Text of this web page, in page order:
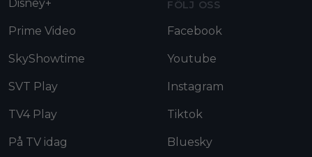
Disney+
Prime Video
SkyShowtime
SVT Play
TV4 Play
På TV idag
FÖLJ OSS
Facebook
Youtube
Instagram
Tiktok
Bluesky